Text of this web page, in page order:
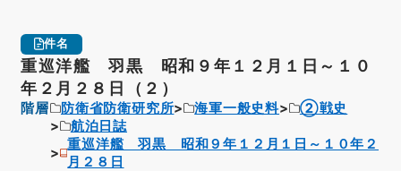
件名
重巡洋艦 羽黒 昭和９年１２月１日～１０
年２月２８日（２）
階層 防衛省防衛研究所 海軍一般史料
②戦史
航泊日誌
重巡洋艦 羽黒 昭和９年１２月１日～１０年２
月２８日